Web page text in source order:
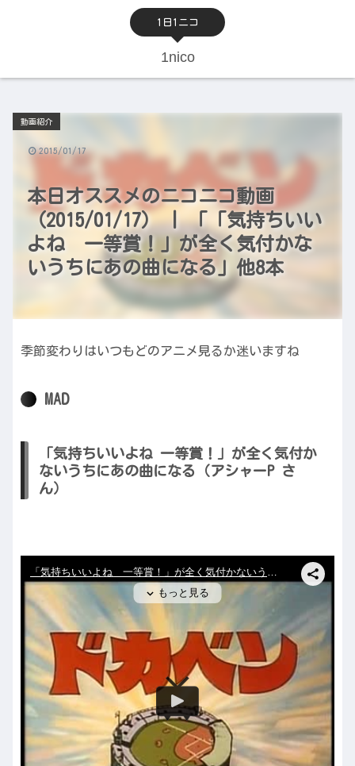
1日1ニコ
1nico
本日オススメのニコニコ動画
（2015/01/17） | 「「気持ちいい
よね 一等賞！」が全く気付かな
いうちにあの曲になる」他8本
動画紹介
2015/01/17
季節変わりはいつもどのアニメ見るか迷いますね
MAD
「気持ちいいよね 一等賞！」が全く気付か
ないうちにあの曲になる（アシャーP さ
ん）